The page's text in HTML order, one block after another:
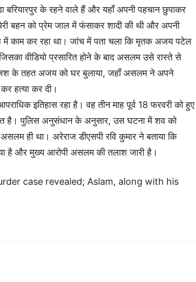
के रहने वाले हैं और यहाँ अपनी पहचान छुपाकर
बहन को प्रेम जाल में फंसाकर शादी की थी और अपनी
काम कर रहा था। जांच में पता चला कि मृतक अजय पटेल
वीडियो प्रसारित होने के बाद असलम उसे रास्ते से
के तहत अजय को घर बुलाया, जहाँ असलम ने अपने
हत्या कर दी।
इतिहास रहा है। वह तीन माह पूर्व 18 फरवरी को हुए
है। पुलिस अनुसंधान के अनुसार, उस घटना में शव को
ही था। अरेराज डीएसपी रवि कुमार ने बताया कि
है और मुख्य आरोपी असलम की तलाश जारी है।
case revealed; Aslam, along with his